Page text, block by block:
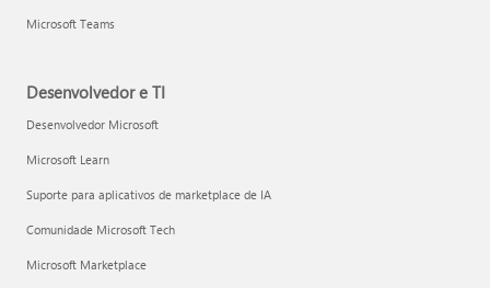
Microsoft Teams
Desenvolvedor e TI
Desenvolvedor Microsoft
Microsoft Learn
Suporte para aplicativos de marketplace de IA
Comunidade Microsoft Tech
Microsoft Marketplace